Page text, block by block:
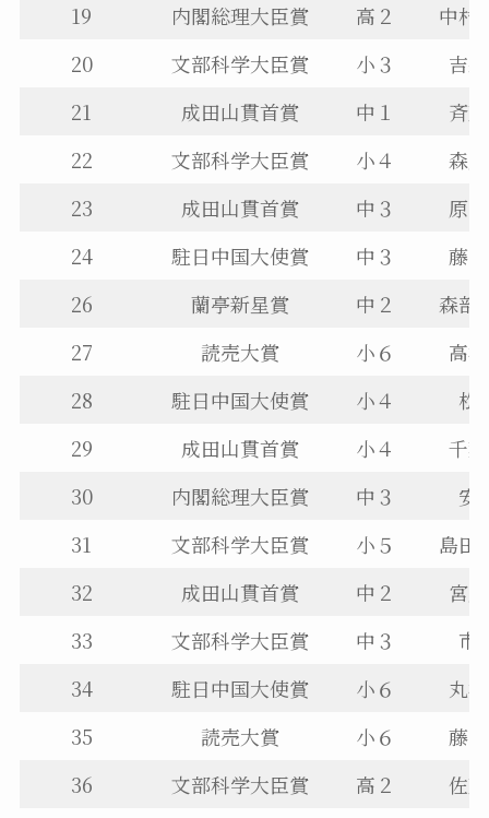
19
内閣総理大臣賞 高２
中村
20
文部科学大臣賞 小３
吉
21
成田山貫首賞 中１
斉
22
文部科学大臣賞 小４
森
23
成田山貫首賞 中３
原
24
駐日中国大使賞 中３
藤
26
蘭亭新星賞 中２
森部
27
読売大賞 小６
高
28
駐日中国大使賞 小４
松
29
成田山貫首賞 小４
千
30
内閣総理大臣賞 中３
安
31
文部科学大臣賞 小５
島田
32
成田山貫首賞 中２
宮
33
文部科学大臣賞 中３
市
34
駐日中国大使賞 小６
丸
35
読売大賞 小６
藤
36
文部科学大臣賞 高２ 佐